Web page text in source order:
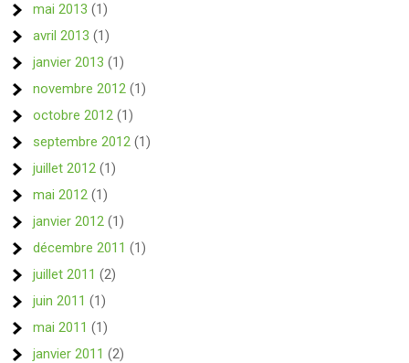
mai 2013 (1)
avril 2013 (1)
janvier 2013 (1)
novembre 2012 (1)
octobre 2012 (1)
septembre 2012 (1)
juillet 2012 (1)
mai 2012 (1)
janvier 2012 (1)
décembre 2011 (1)
juillet 2011 (2)
juin 2011 (1)
mai 2011 (1)
janvier 2011 (2)